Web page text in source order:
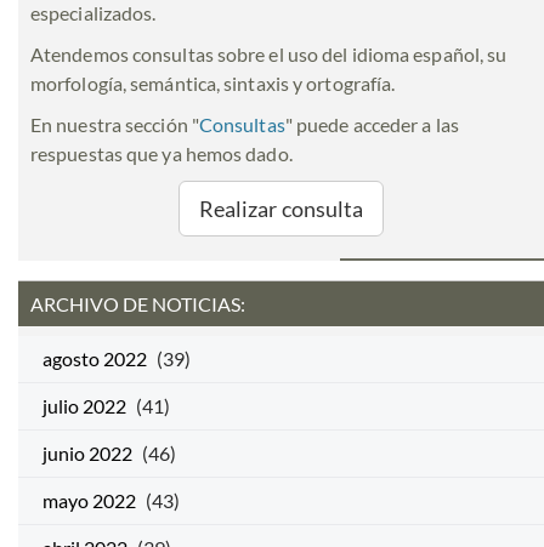
especializados.
Atendemos consultas sobre el uso del idioma español, su
morfología, semántica, sintaxis y ortografía.
En nuestra sección "Consultas" puede acceder a las
respuestas que ya hemos dado.
Realizar consulta
ARCHIVO DE NOTICIAS:
agosto 2022 (39)
julio 2022 (41)
junio 2022 (46)
mayo 2022 (43)